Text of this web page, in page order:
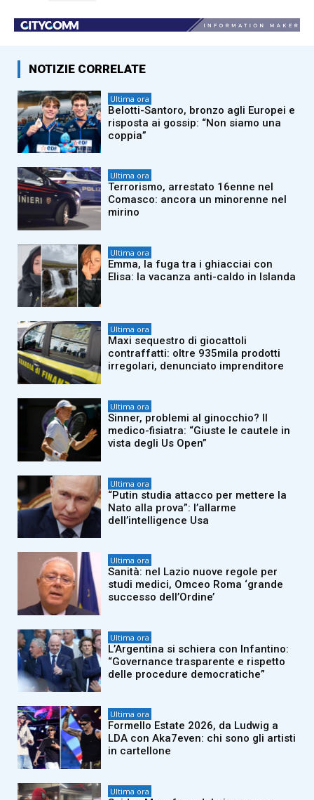
NOTIZIE CORRELATE
Ultima ora
Belotti-Santoro, bronzo agli Europei e
risposta ai gossip: “Non siamo una
coppia”
Ultima ora
Terrorismo, arrestato 16enne nel
Comasco: ancora un minorenne nel
mirino
Ultima ora
Emma, la fuga tra i ghiacciai con
Elisa: la vacanza anti-caldo in Islanda
Ultima ora
Maxi sequestro di giocattoli
contraffatti: oltre 935mila prodotti
irregolari, denunciato imprenditore
Ultima ora
Sinner, problemi al ginocchio? Il
medico-fisiatra: “Giuste le cautele in
vista degli Us Open”
Ultima ora
“Putin studia attacco per mettere la
Nato alla prova”: l’allarme
dell’intelligence Usa
Ultima ora
Sanità: nel Lazio nuove regole per
studi medici, Omceo Roma ‘grande
successo dell’Ordine’
Ultima ora
L’Argentina si schiera con Infantino:
“Governance trasparente e rispetto
delle procedure democratiche”
Ultima ora
Formello Estate 2026, da Ludwig a
LDA con Aka7even: chi sono gli artisti
in cartellone
Ultima ora